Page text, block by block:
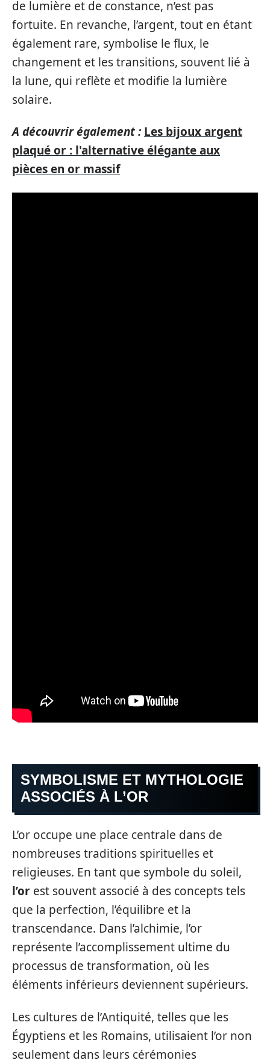
de lumière et de constance, n’est pas
fortuite. En revanche, l’argent, tout en étant
également rare, symbolise le flux, le
changement et les transitions, souvent lié à
la lune, qui reflète et modifie la lumière
solaire.
A découvrir également : Les bijoux argent
plaqué or : l'alternative élégante aux
pièces en or massif
SYMBOLISME ET MYTHOLOGIE
ASSOCIÉS À L’OR
L’or occupe une place centrale dans de
nombreuses traditions spirituelles et
religieuses. En tant que symbole du soleil,
l’or est souvent associé à des concepts tels
que la perfection, l’équilibre et la
transcendance. Dans l’alchimie, l’or
représente l’accomplissement ultime du
processus de transformation, où les
éléments inférieurs deviennent supérieurs.
Les cultures de l’Antiquité, telles que les
Égyptiens et les Romains, utilisaient l’or non
seulement dans leurs cérémonies